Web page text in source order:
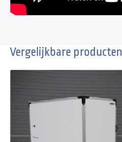
Vergelijkbare producten